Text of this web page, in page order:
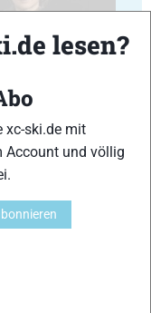
38
lesen?
xc-ski.de mit
Account und völlig